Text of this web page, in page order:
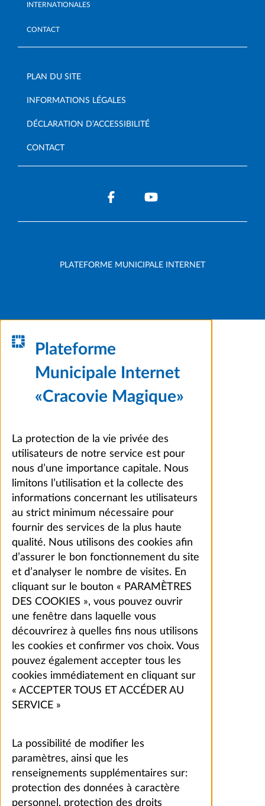
INTERNATIONALES
CONTACT
PLAN DU SITE
INFORMATIONS LÉGALES
DÉCLARATION D’ACCESSIBILITÉ
CONTACT
PLATEFORME MUNICIPALE INTERNET
Plateforme
Municipale Internet
«Cracovie Magique»
La protection de la vie privée des
utilisateurs de notre service est pour
nous d’une importance capitale. Nous
limitons l’utilisation et la collecte des
informations concernant les utilisateurs
au strict minimum nécessaire pour
fournir des services de la plus haute
qualité. Nous utilisons des cookies afin
d’assurer le bon fonctionnement du site
et d’analyser le nombre de visites. En
cliquant sur le bouton « PARAMÈTRES
DES COOKIES », vous pouvez ouvrir
une fenêtre dans laquelle vous
découvrirez à quelles fins nous utilisons
les cookies et confirmer vos choix. Vous
pouvez également accepter tous les
cookies immédiatement en cliquant sur
« ACCEPTER TOUS ET ACCÉDER AU
SERVICE »
La possibilité de modifier les
paramètres, ainsi que les
renseignements supplémentaires sur:
protection des données à caractère
personnel, protection des droits